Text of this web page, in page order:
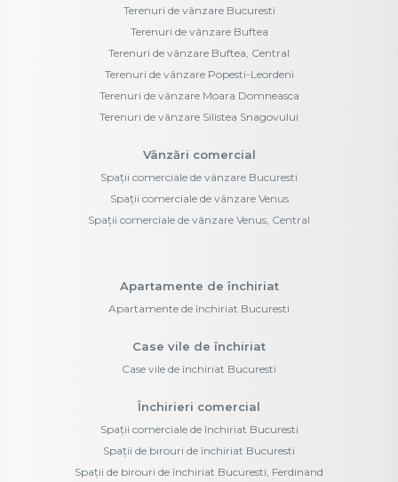
Terenuri de vânzare Bucuresti
Terenuri de vânzare Buftea
Terenuri de vânzare Buftea, Central
Terenuri de vânzare Popesti-Leordeni
Terenuri de vânzare Moara Domneasca
Terenuri de vânzare Silistea Snagovului
Vânzări comercial
Spații comerciale de vânzare Bucuresti
Spații comerciale de vânzare Venus
Spații comerciale de vânzare Venus, Central
Apartamente de închiriat
Apartamente de închiriat Bucuresti
Case vile de închiriat
Case vile de închiriat Bucuresti
Închirieri comercial
Spații comerciale de închiriat Bucuresti
Spații de birouri de închiriat Bucuresti
Spații de birouri de închiriat Bucuresti, Ferdinand